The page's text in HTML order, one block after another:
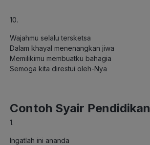
10.
Wajahmu selalu tersketsa
Dalam khayal menenangkan jiwa
Memilikimu membuatku bahagia
Semoga kita direstui oleh-Nya
Contoh Syair Pendidikan
1.
Ingatlah ini ananda